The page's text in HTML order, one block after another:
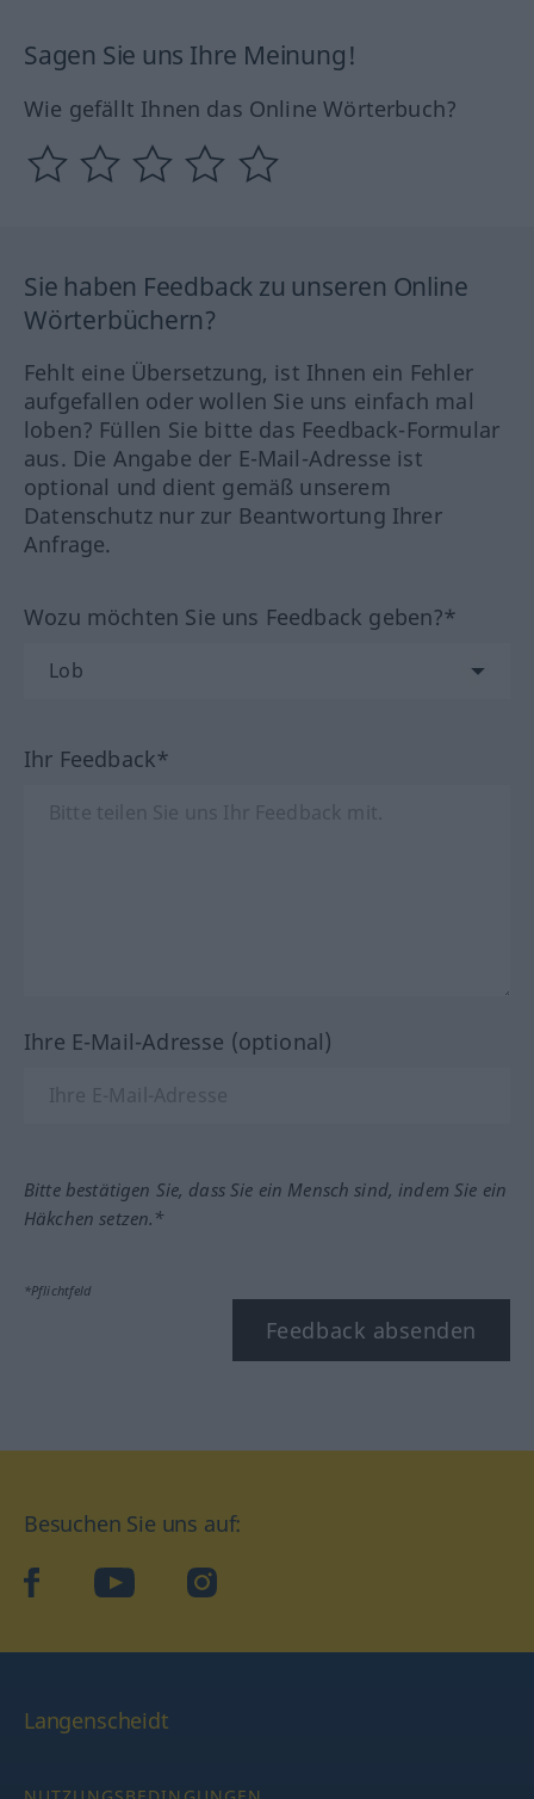
Sagen Sie uns Ihre Meinung!
Wie gefällt Ihnen das Online Wörterbuch?
Sie haben Feedback zu unseren Online
Wörterbüchern?
Fehlt eine Übersetzung, ist Ihnen ein Fehler
aufgefallen oder wollen Sie uns einfach mal
loben? Füllen Sie bitte das Feedback-Formular
aus. Die Angabe der E-Mail-Adresse ist
optional und dient gemäß unserem
Datenschutz nur zur Beantwortung Ihrer
Anfrage.
Wozu möchten Sie uns Feedback geben?*
Ihr Feedback*
Ihre E-Mail-Adresse (optional)
Bitte bestätigen Sie, dass Sie ein Mensch sind, indem Sie ein
Häkchen setzen.*
*Pflichtfeld
Feedback absenden
Besuchen Sie uns auf:
facebookYouTube Instagram
Langenscheidt